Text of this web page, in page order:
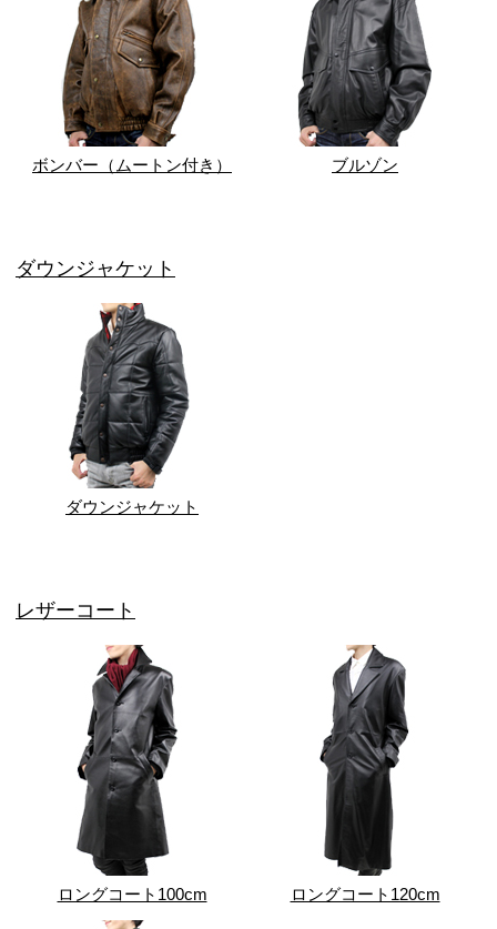
ボンバー（ムートン付き） ブルゾン
ダウンジャケット
ダウンジャケット
レザーコート
ロングコート100cm ロングコート120cm